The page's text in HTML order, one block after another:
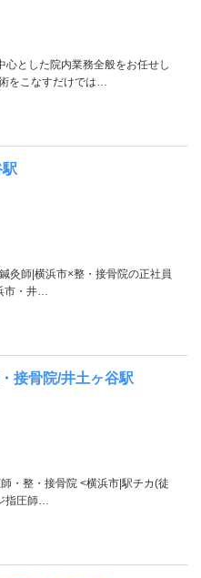
心とした院内業務全般をお任せし
をこなすだけでは…
灸師|横浜市×整・接骨院の正社員
市・井…
接骨院/井土ヶ谷駅
・整・接骨院 <横浜市|駅チカ(徒
指圧師…